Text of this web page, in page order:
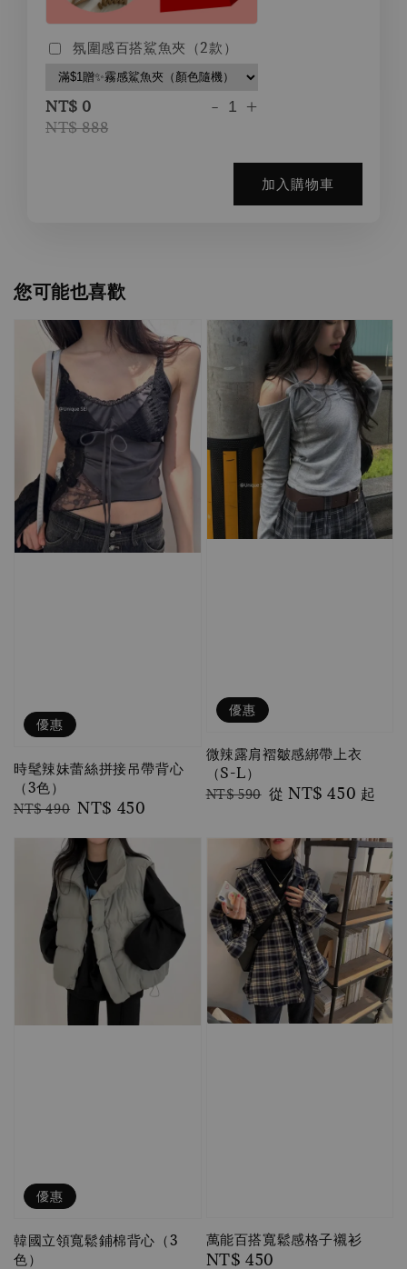
氛圍感百搭鯊魚夾（2款）
NT$ 0
NT$ 888
- +
加入購物車
您可能也喜歡
優惠
時髦辣妹蕾絲拼接吊帶背心
（3色）
Regular
NT$ 490 Sale
NT$ 450
優惠
微辣露肩褶皺感綁帶上衣
（S-L）
Regular
NT$ 590 Sale
從 NT$ 450 起
優惠
韓國立領寬鬆鋪棉背心（3
色）
萬能百搭寬鬆感格子襯衫
Regular
NT$ 450